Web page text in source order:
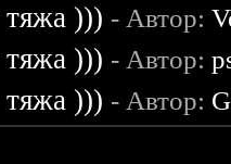
))) - Автор:
))) - Автор:
))) - Автор: